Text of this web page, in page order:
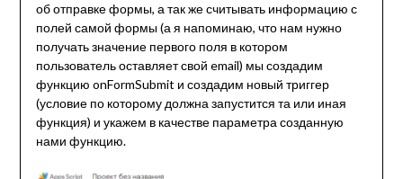
об отправке формы, а так же считывать информацию с
полей самой формы (а я напоминаю, что нам нужно
получать значение первого поля в котором
пользователь оставляет свой email) мы создадим
функцию onFormSubmit и создадим новый триггер
(условие по которому должна запустится та или иная
функция) и укажем в качестве параметра созданную
нами функцию.